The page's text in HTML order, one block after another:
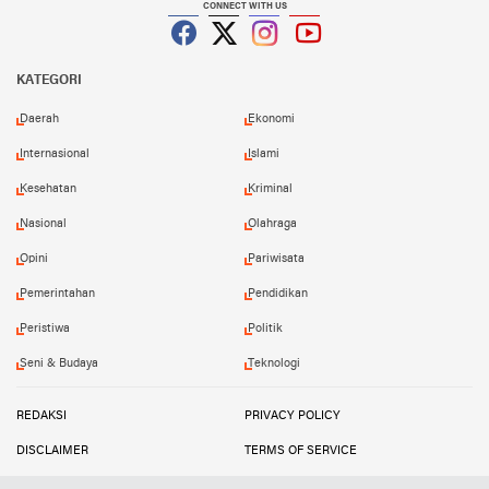
CONNECT WITH US
KATEGORI
Daerah Ekonomi
Internasional Islami
Kesehatan Kriminal
Nasional Olahraga
Opini Pariwisata
Pemerintahan Pendidikan
Peristiwa Politik
Seni & Budaya Teknologi
REDAKSI PRIVACY POLICY
DISCLAIMER TERMS OF SERVICE